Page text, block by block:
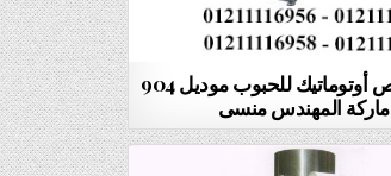
ألة تعبئة نص أوتوماتيك للحبوب موديل 904
ماركة المهندس منسى